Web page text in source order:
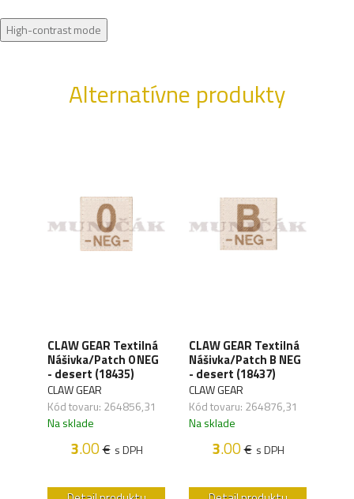
High-contrast mode
Alternatívne produkty
CLAW GEAR Textilná
Nášivka/Patch 0 NEG
- desert (18435)
CLAW GEAR
Kód tovaru: 264856,31
Na sklade
3.00€ s DPH
CLAW GEAR Textilná
Nášivka/Patch B NEG
- desert (18437)
CLAW GEAR
Kód tovaru: 264876,31
Na sklade
3.00€ s DPH